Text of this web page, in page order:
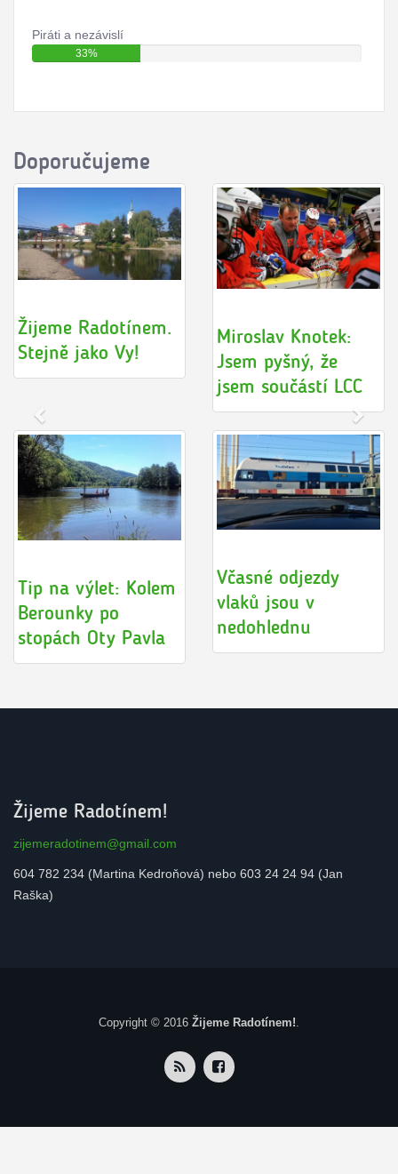
Piráti a nezávislí
33%
Doporučujeme
Žijeme Radotínem.
Stejně jako Vy!
Miroslav Knotek:
Jsem pyšný, že
jsem součástí LCC
Tip na výlet: Kolem
Berounky po
stopách Oty Pavla
Včasné odjezdy
vlaků jsou v
nedohlednu
Žijeme Radotínem!
zijemeradotinem@gmail.com
604 782 234 (Martina Kedroňová) nebo 603 24 24 94 (Jan
Raška)
Copyright © 2016 Žijeme Radotínem!